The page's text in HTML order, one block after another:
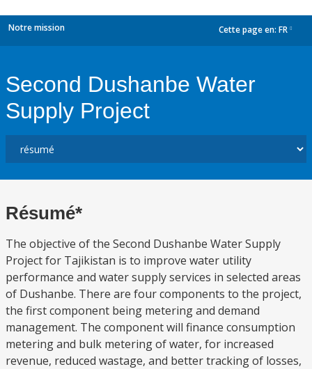
Notre mission Cette page en: FR
Second Dushanbe Water
Supply Project
Résumé*
The objective of the Second Dushanbe Water Supply
Project for Tajikistan is to improve water utility
performance and water supply services in selected areas
of Dushanbe. There are four components to the project,
the first component being metering and demand
management. The component will finance consumption
metering and bulk metering of water, for increased
revenue, reduced wastage, and better tracking of losses,